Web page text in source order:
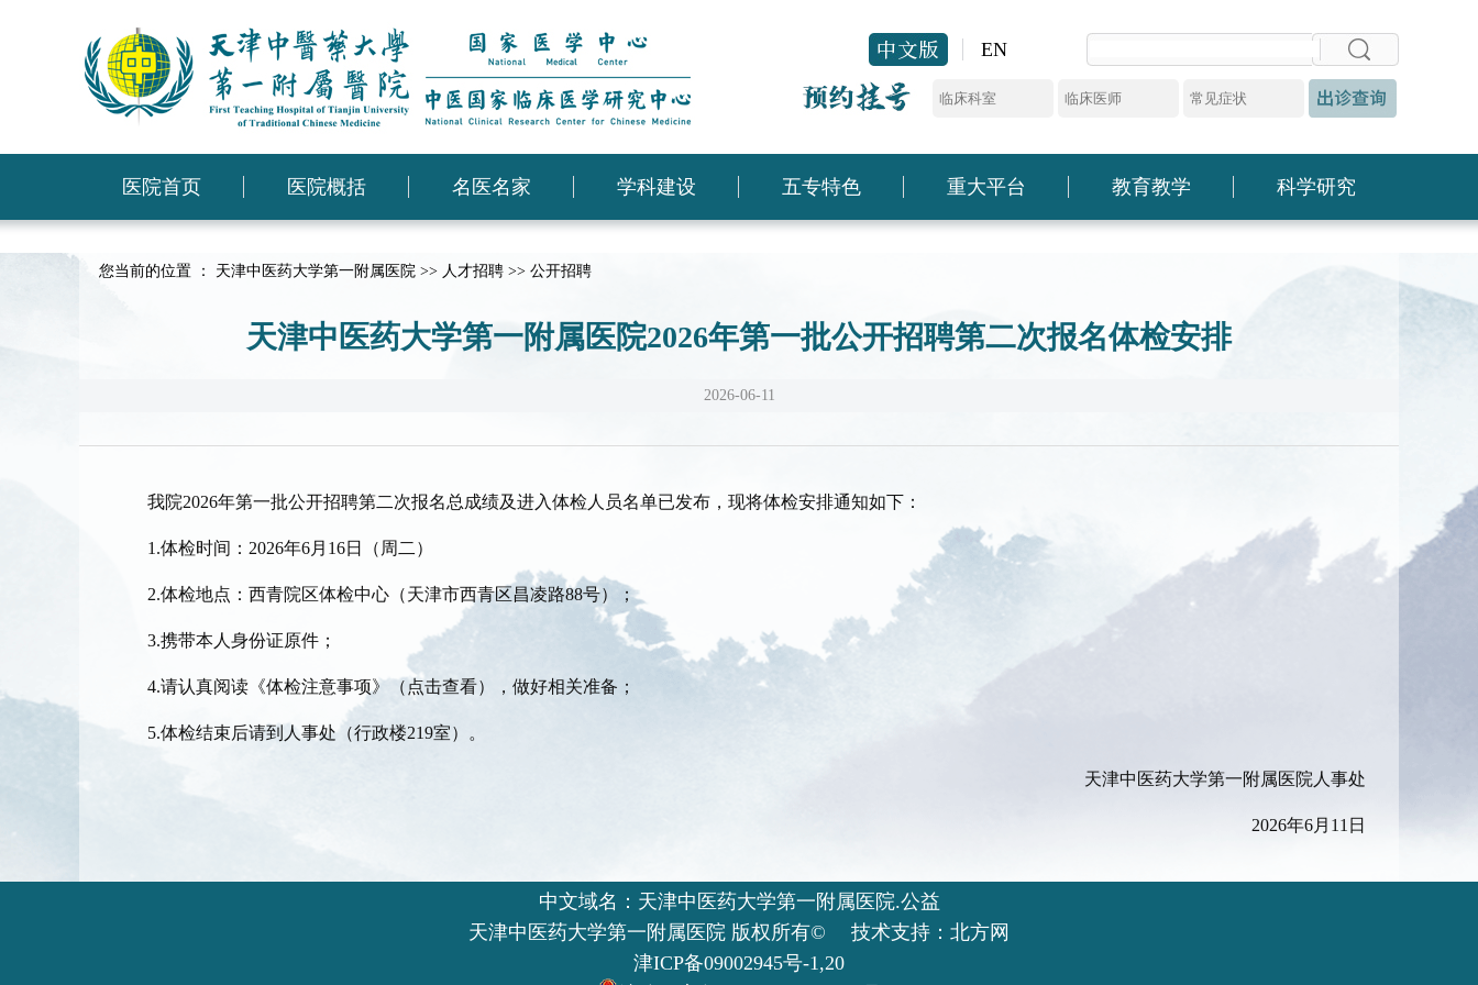
EN
医院首页 医院概括 名医名家 学科建设 五专特色 重大平台 教育教学 科学研究
您当前的位置 ： 天津中医药大学第一附属医院 >> 人才招聘 >> 公开招聘
天津中医药大学第一附属医院2026年第一批公开招聘第二次报名体检安排
2026-06-11
我院2026年第一批公开招聘第二次报名总成绩及进入体检人员名单已发布，现将体检安排通知如下：
1.体检时间：2026年6月16日（周二）
2.体检地点：西青院区体检中心（天津市西青区昌凌路88号）；
3.携带本人身份证原件；
4.请认真阅读《体检注意事项》 （点击查看），做好相关准备；
5.体检结束后请到人事处（行政楼219室）。
天津中医药大学第一附属医院人事处
2026年6月11日
中文域名：天津中医药大学第一附属医院.公益
天津中医药大学第一附属医院 版权所有© 技术支持：北方网
津ICP备09002945号-1,20